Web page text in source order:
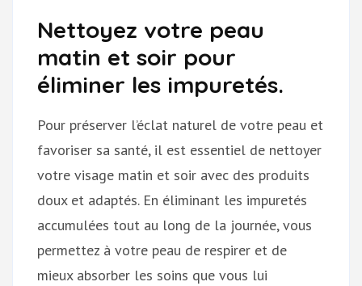
Nettoyez votre peau
matin et soir pour
éliminer les impuretés.
Pour préserver l’éclat naturel de votre peau et
favoriser sa santé, il est essentiel de nettoyer
votre visage matin et soir avec des produits
doux et adaptés. En éliminant les impuretés
accumulées tout au long de la journée, vous
permettez à votre peau de respirer et de
mieux absorber les soins que vous lui